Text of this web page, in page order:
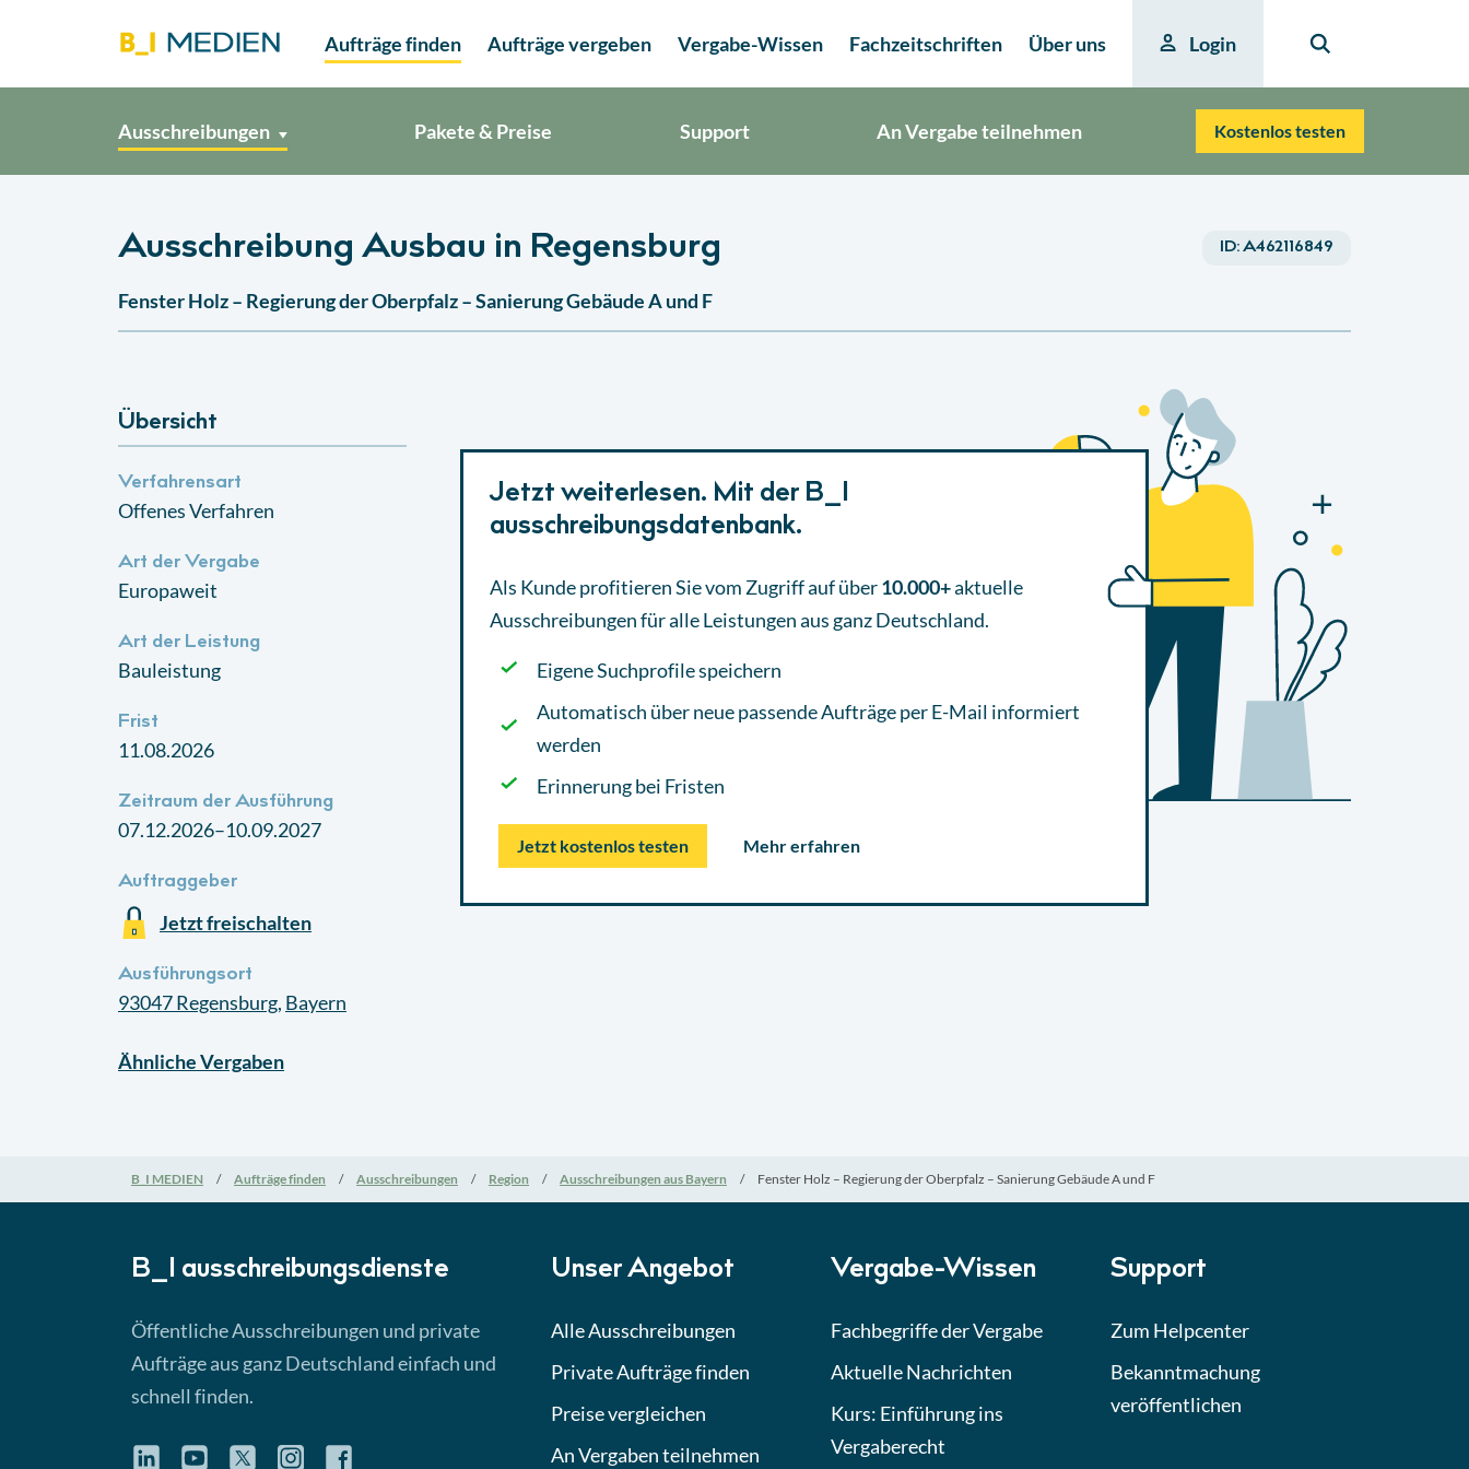
Aufträge finden Aufträge vergeben Vergabe-Wissen Fachzeitschriften Über uns Login
Ausschreibungen Pakete & Preise Support An Vergabe teilnehmen Kostenlos testen
Ausschreibung Ausbau in Regensburg
Fenster Holz – Regierung der Oberpfalz – Sanierung Gebäude A und F
ID:A462116849
Übersicht
Verfahrensart
Offenes Verfahren
Art der Vergabe
Europaweit
Art der Leistung
Bauleistung
Frist
11.08.2026
Zeitraum der Ausführung
07.12.2026–10.09.2027
Auftraggeber
Jetzt freischalten
Ausführungsort
93047Regensburg, Bayern
ÄhnlicheVergaben
Jetzt weiterlesen. Mit der B_I
ausschreibungsdatenbank.
Als Kunde profitieren Sie vom Zugriff auf über10.000+aktuelle
Ausschreibungenfür alle Leistungen aus ganz Deutschland.
Eigene Suchprofile speichern
Automatisch über neue passende Aufträge per E-Mail informiert
werden
Erinnerung bei Fristen
Jetzt kostenlos testen Mehr erfahren
B_I MEDIEN Aufträge finden Ausschreibungen Region Ausschreibungen aus Bayern Fenster Holz – Regierung der Oberpfalz – Sanierung Gebäude A und F
B_I ausschreibungs­dienste
Öffentliche Ausschreibungen und private
Aufträge aus ganz Deutschland einfach und
schnell finden.
Unser Angebot
Alle Ausschreibungen
Private Aufträge finden
Preise vergleichen
An Vergaben teilnehmen
Vergabe-Wissen
Fachbegriffe der Vergabe
Aktuelle Nachrichten
Kurs: Einführung ins
Vergaberecht
Support
Zum Helpcenter
Bekanntmachung
veröffentlichen